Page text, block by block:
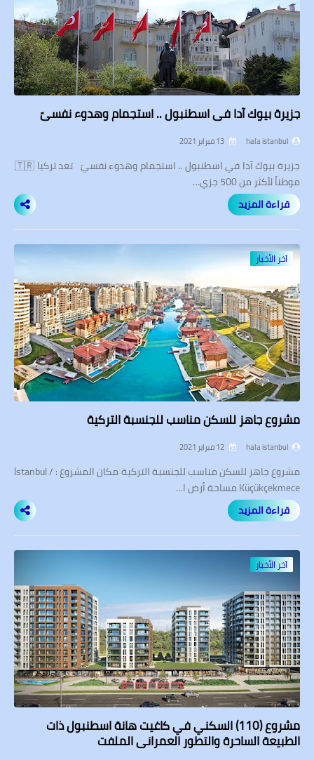
جزيرة بيوك آدا في اسطنبول .. استجمام وهدوء نفسيّ
hala istanbul
جزيرة بيوك آدا في اسطنبول .. استجمام وهدوء نفسيّ تعد تركيا 🇹🇷
موطناً لأكثر من 500 جزي…
قراءة المزيد
آخر الأخبار
مشروع جاهز للسكن مناسب للجنسبة التركية
hala istanbul
مشروع جاهز للسكن مناسب للجنسبة التركية مكان المشروع : İstanbul /
Küçükçekmece مساحة أرض ا…
قراءة المزيد
آخر الأخبار
مشروع (110) السكني في كاغيت هانة اسطنبول ذات
الطبيعة الساحرة والتطور العمراني الملفت